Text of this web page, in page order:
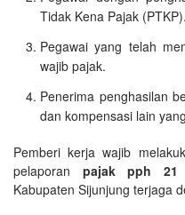
Tidak Kena Pajak (PTKP).
Pegawai yang telah
wajib pajak.
Penerima penghasilan
dan kompensasi lain
Pemberi kerja wajib
pelaporan pajak pph 21
Kabupaten Sijunjung terjaga